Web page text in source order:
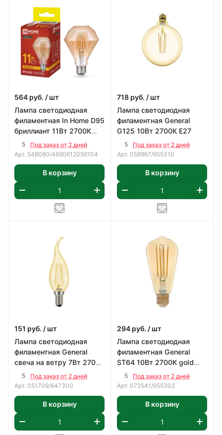
564 руб. / шт
Лампа светодиодная
филаментная In Home D95
бриллиант 11Вт 2700К
Е275
Под заказ от 2 дней
Арт. 548080/4690612056104
В корзину
718 руб. / шт
Лампа светодиодная
филаментная General
G125 10Вт 2700К Е27
5
Под заказ от 2 дней
Арт. 058967/655310
В корзину
151 руб. / шт
Лампа светодиодная
филаментная General
свеча на ветру 7Вт 2700К
Е145
Под заказ от 2 дней
Арт. 051709/647300
В корзину
294 руб. / шт
Лампа светодиодная
филаментная General
ST64 10Вт 2700К gold
Е275
Под заказ от 2 дней
Арт. 072541/655302
В корзину